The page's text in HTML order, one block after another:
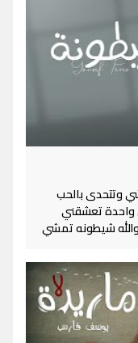
وتتحدى بالحب
واحدة تعشقني
شيطونه تمشي